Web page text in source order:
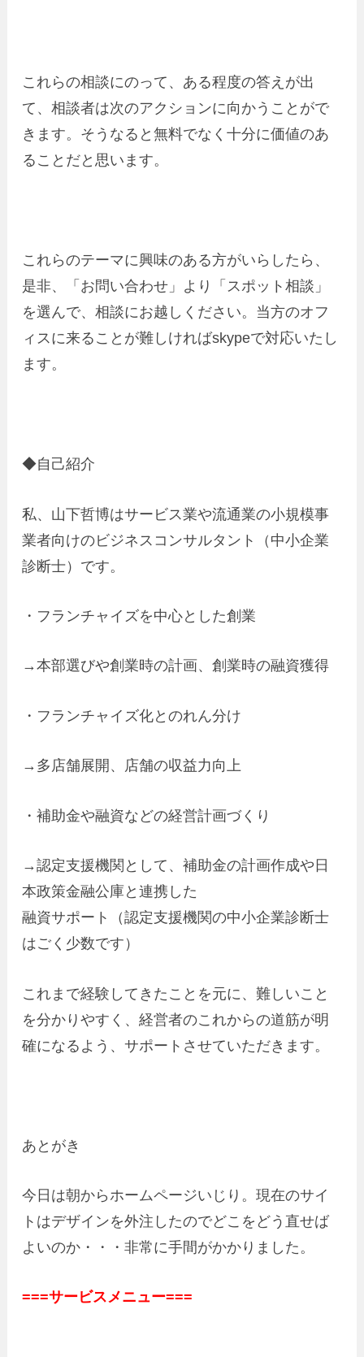
これらの相談にのって、ある程度の答えが出
て、相談者は次のアクションに向かうことがで
きます。そうなると無料でなく十分に価値のあ
ることだと思います。
これらのテーマに興味のある方がいらしたら、
是非、「お問い合わせ」より「スポット相談」
を選んで、相談にお越しください。当方のオフ
ィスに来ることが難しければskypeで対応いたし
ます。
◆自己紹介
私、山下哲博はサービス業や流通業の小規模事
業者向けのビジネスコンサルタント（中小企業
診断士）です。
・フランチャイズを中心とした創業
→本部選びや創業時の計画、創業時の融資獲得
・フランチャイズ化とのれん分け
→多店舗展開、店舗の収益力向上
・補助金や融資などの経営計画づくり
→認定支援機関として、補助金の計画作成や日
本政策金融公庫と連携した
融資サポート（認定支援機関の中小企業診断士
はごく少数です）
これまで経験してきたことを元に、難しいこと
を分かりやすく、経営者のこれからの道筋が明
確になるよう、サポートさせていただきます。
あとがき
今日は朝からホームページいじり。現在のサイ
トはデザインを外注したのでどこをどう直せば
よいのか・・・非常に手間がかかりました。
===サービスメニュー===